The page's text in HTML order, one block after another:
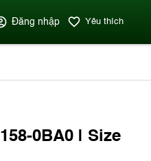
Đăng nhập Yêu thích
0BA0 | Size